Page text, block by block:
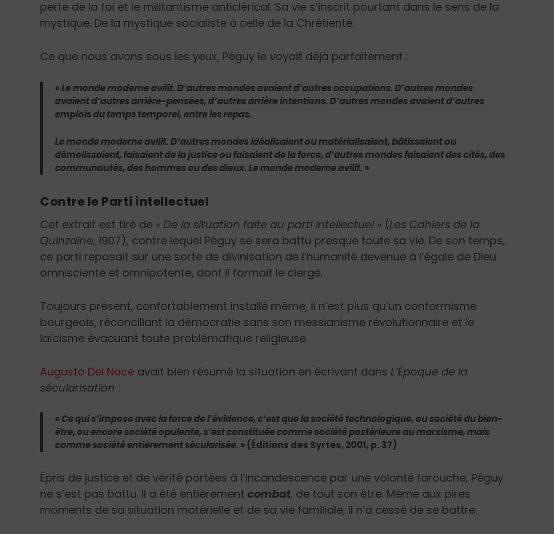
perte de la foi et le militantisme anticlérical. Sa vie s’inscrit pourtant dans le sens de la
mystique. De la mystique socialiste à celle de la Chrétienté.
Ce que nous avons sous les yeux, Péguy le voyait déjà parfaitement :
«Le monde moderne avilit. D’autres mondes avaient d’autres occupations. D’autres mondes
avaient d’autres arrière-pensées, d’autres arrière intentions. D’autres mondes avaient d’autres
emplois du temps temporel, entre les repas.
Le monde moderne avilit. D’autres mondes idéalisaient ou matérialisaient, bâtissaient ou
démolissaient, faisaient de la justice ou faisaient de la force, d’autres mondes faisaient des cités, des
communautés, des hommes ou des dieux. Le monde moderne avilit. »
Contre le Parti intellectuel
Cet extrait est tiré de « De la situation faite au parti intellectuel » (Les Cahiers de la
Quinzaine, 1907), contre lequel Péguy se sera battu presque toute sa vie. De son temps,
ce parti reposait sur une sorte de divinisation de l’humanité devenue à l’égale de Dieu
omnisciente et omnipotente, dont il formait le clergé.
Toujours présent, confortablement installé même, il n’est plus qu’un conformisme
bourgeois, réconciliant la démocratie sans son messianisme révolutionnaire et le
laïcisme évacuant toute problématique religieuse.
Augusto Del Noce avait bien résumé la situation en écrivant dans L’Époque de la
sécularisation :
« Ce qui s’impose avec la force de l’évidence, c’est que la société technologique, ou société du bien-
être, ou encore société opulente, s’est constituée comme société postérieure au marxisme, mais
comme société entièrement sécularisée. » (Éditions des Syrtes, 2001, p. 37)
Épris de justice et de vérité portées à l’incandescence par une volonté farouche, Péguy
ne s’est pas battu. Il a été entièrementcombat, de tout son être. Même aux pires
moments de sa situation matérielle et de sa vie familiale, il n’a cessé de se battre.